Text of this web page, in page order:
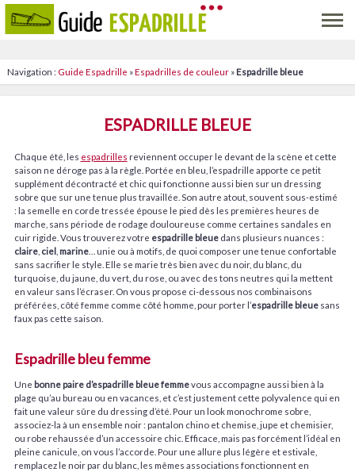
Navigation : Guide Espadrille »Espadrilles de couleur»Espadrille bleue
ESPADRILLE BLEUE
Chaque été, les espadrilles reviennent occuper le devant de la scène et cette
saison ne déroge pas à la règle. Portée en bleu, l’espadrille apporte ce petit
supplément décontracté et chic qui fonctionne aussi bien sur un dressing
sobre que sur une tenue plus travaillée. Son autre atout, souvent sous-estimé
: la semelle en corde tressée épouse le pied dès les premières heures de
marche, sans période de rodage douloureuse comme certaines sandales en
cuir rigide. Vous trouverez votre espadrille bleuedans plusieurs nuances :
claire, ciel marine… unie ou à motifs, de quoi composer une tenue confortable
sans sacrifier le style. Elle se marie très bien avec du noir, du blanc, du
turquoise, du jaune, du vert, du rose, ou avec des tons neutres qui la mettent
en valeur sans l’écraser. On vous propose ci-dessous nos combinaisons
préférées, côté femme comme côté homme, pour porter l’espadrille bleuesans
faux pas cette saison.
Espadrille bleu femme
Une bonne paire d’espadrille bleue femmevous accompagne aussi bien à la
plage qu’au bureau ou en vacances, et c’est justement cette polyvalence qui en
fait une valeur sûre du dressing d’été. Pour un look monochrome sobre,
associez-la à un ensemble noir : pantalon chino et chemise, jupe et chemisier,
ou robe rehaussée d’un accessoire chic. Efficace, mais pas forcément l’idéal en
pleine canicule, on vous l’accorde. Pour une allure plus légère et estivale,
remplacez le noir par du blanc, les mêmes associations fonctionnent en